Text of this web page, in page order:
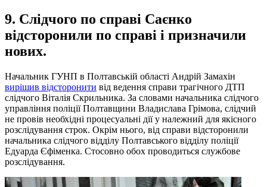
9. Слідчого по справі Саєнко
відсторонили по справі і призначили
нових.
Начальник ГУНП в Полтавській області Андрій Замахін
вирішив відсторонити від ведення справи трагічного ДТП
слідчого Віталія Скрильника. За словами начальника слідчого
управління поліції Полтавщини Владислава Грімова, слідчий
не провів необхідні процесуальні дії у належний для якісного
розслідування строк. Окрім нього, від справи відсторонили
начальника слідчого відділу Полтавського відділу поліції
Едуарда Єфіменка. Стосовно обох проводиться службове
розслідування.